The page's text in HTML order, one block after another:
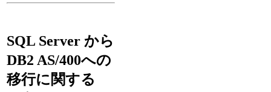
SQL Server から
DB2 AS/400への
移行に関する